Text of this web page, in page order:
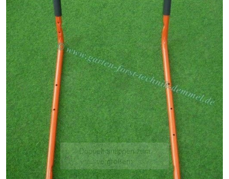
Doppelt antippen zum
vergrößern